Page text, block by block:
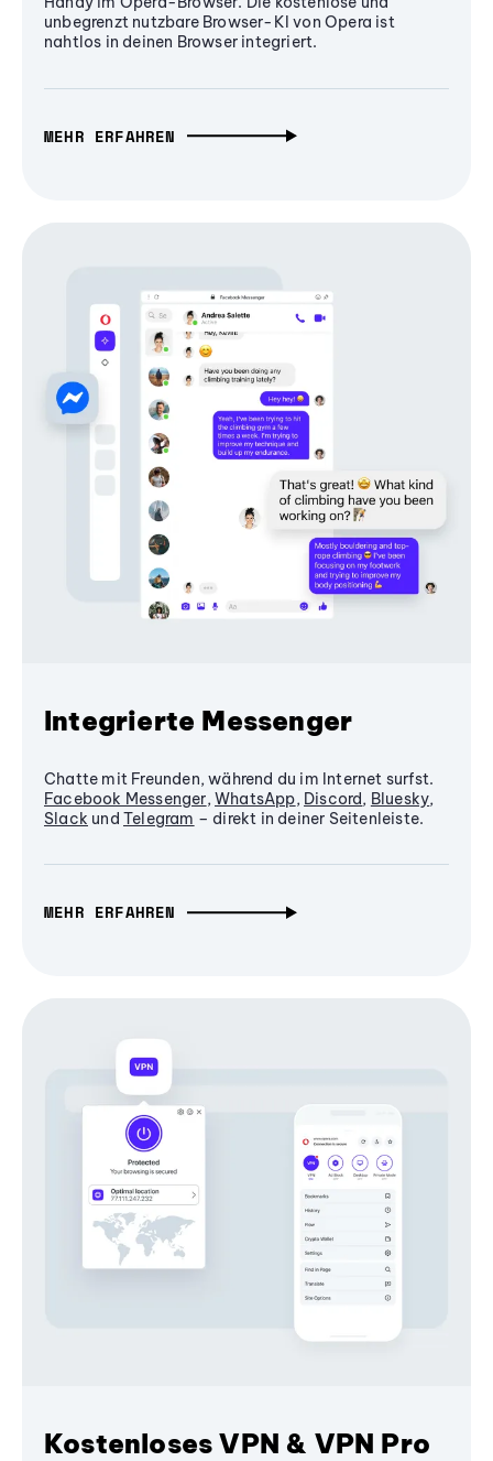
unbegrenzt nutzbare Browser-KI von Opera ist
nahtlos in deinen Browser integriert.
MEHR ERFAHREN
Integrierte Messenger
Chatte mit Freunden, während du im Internet surfst.
Facebook Messenger,WhatsApp, Discord, Bluesky,
Slack und Telegram – direkt in deiner Seitenleiste.
MEHR ERFAHREN
Kostenloses VPN & VPN Pro